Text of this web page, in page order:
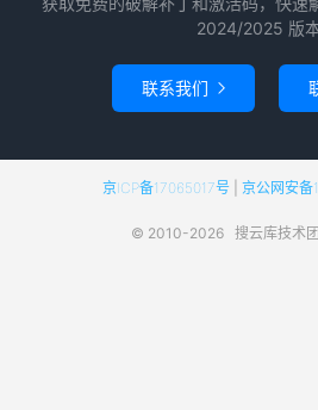
2024/2025 版本
联系我们 
京ICP备17065017号| 京公网安备
© 2010-2026 搜云库技术